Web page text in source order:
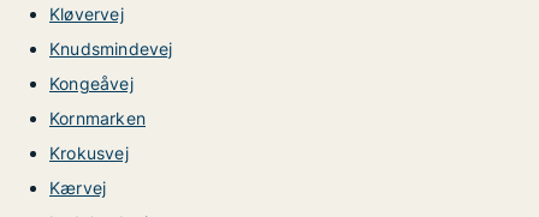
Kløvervej
Knudsmindevej
Kongeåvej
Kornmarken
Krokusvej
Kærvej